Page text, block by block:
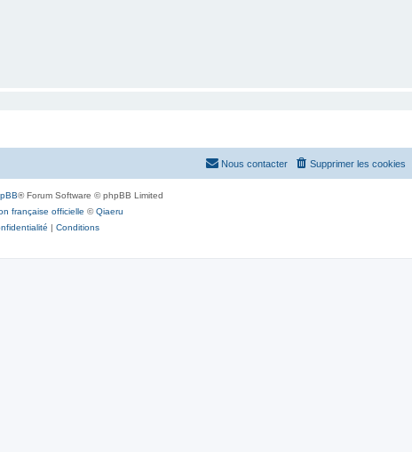
Supprimer les cookies
Nous contacter
® Forum Software © phpBB Limited
française officielle ©Qiaeru
| Conditions